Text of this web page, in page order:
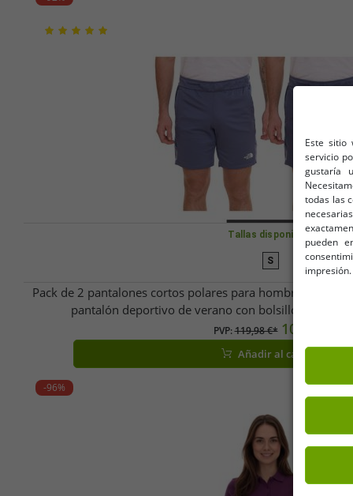
Tallas disponibles
S
Pack de 2 pantalones cortos polares para hombre THE
pantalón deportivo de verano con bolsillos
PVP:119,98 €* 10,16 €
Añadir al carrito
-96%
Este sitio
servicio
gustaría
todas las
pueden
impresión.